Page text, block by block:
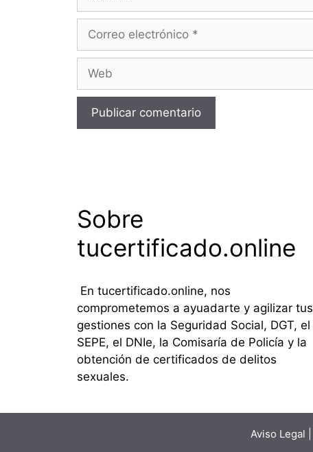
Correo
Web
Sobre
tucertificado.online
En tucertificado.online, nos
comprometemos a ayuadarte y agilizar tus
gestiones con la Seguridad Social, DGT, el
SEPE, el DNIe, la Comisaría de Policía y la
obtención de certificados de delitos
sexuales.
Aviso Legal